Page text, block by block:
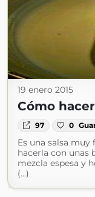
19 enero 2015
Cómo
97 0
Es una salsa muy
hacerla con unas
mezcla espesa y
(...)